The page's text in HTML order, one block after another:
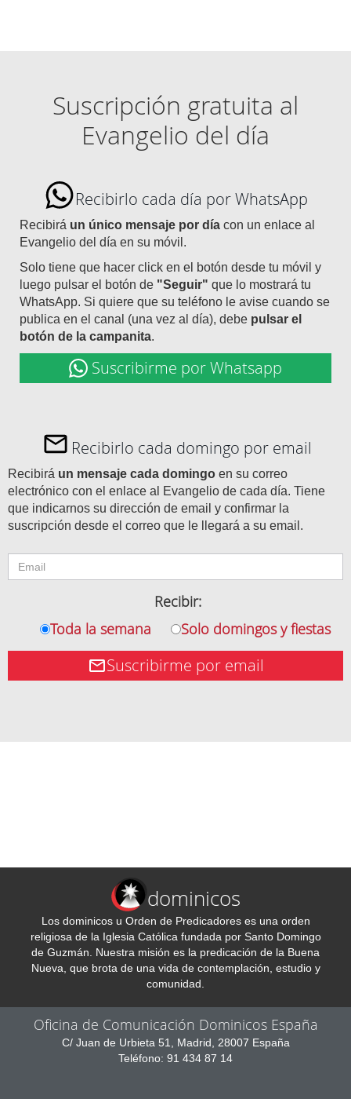
Suscripción gratuita al
Evangelio del día
Recibirlo cada día por WhatsApp
Recibirá un único mensaje por día con un enlace al
Evangelio del día en su móvil.
Solo tiene que hacer click en el botón desde tu móvil y
luego pulsar el botón de "Seguir" que lo mostrará tu
WhatsApp. Si quiere que su teléfono le avise cuando se
publica en el canal (una vez al día), debe pulsar el
botón de la campanita.
Suscribirme por Whatsapp
Recibirlo cada domingo por email
Recibirá un mensaje cada domingo en su correo
electrónico con el enlace al Evangelio de cada día. Tiene
que indicarnos su dirección de email y confirmar la
suscripción desde el correo que le llegará a su email.
Recibir:
Toda la semana
Solo domingos y fiestas
Suscribirme por email
dominicos
Los dominicos u Orden de Predicadores es una orden
religiosa de la Iglesia Católica fundada por Santo Domingo
de Guzmán. Nuestra misión es la predicación de la Buena
Nueva, que brota de una vida de contemplación, estudio y
comunidad.
Oficina de Comunicación Dominicos España
C/ Juan de Urbieta 51, Madrid, 28007 España
Teléfono: 91 434 87 14